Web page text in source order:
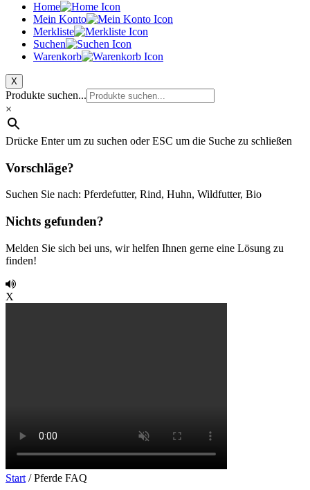
Home
Mein Konto
Merkliste
Suchen
Warenkorb
X
Produkte suchen...
×
Drücke Enter um zu suchen oder ESC um die Suche zu schließen
Vorschläge?
Suchen Sie nach: Pferdefutter, Rind, Huhn, Wildfutter, Bio
Nichts gefunden?
Melden Sie sich bei uns, wir helfen Ihnen gerne eine Lösung zu
finden!
X
Start / Pferde FAQ